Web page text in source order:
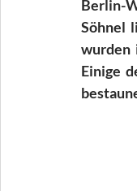
Berlin-
Söhnel
wurden
Einige